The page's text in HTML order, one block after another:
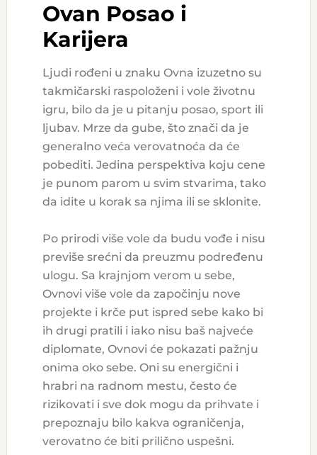
Ovan Posao i
Karijera
Ljudi rođeni u znaku Ovna izuzetno su
takmičarski raspoloženi i vole životnu
igru, bilo da je u pitanju posao, sport ili
ljubav. Mrze da gube, što znači da je
generalno veća verovatnoća da će
pobediti. Jedina perspektiva koju cene
je punom parom u svim stvarima, tako
da idite u korak sa njima ili se sklonite.
Po prirodi više vole da budu vođe i nisu
previše srećni da preuzmu podređenu
ulogu. Sa krajnjom verom u sebe,
Ovnovi više vole da započinju nove
projekte i krče put ispred sebe kako bi
ih drugi pratili i iako nisu baš najveće
diplomate, Ovnovi će pokazati pažnju
onima oko sebe. Oni su energični i
hrabri na radnom mestu, često će
rizikovati i sve dok mogu da prihvate i
prepoznaju bilo kakva ograničenja,
verovatno će biti prilično uspešni.